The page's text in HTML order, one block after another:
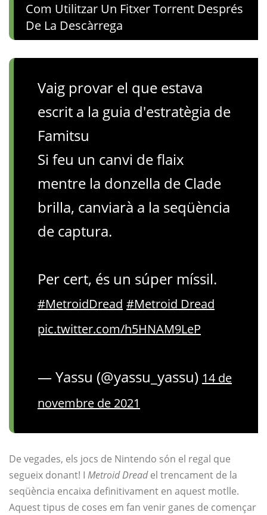
Com Utilitzar Un Fitxer Torrent Després
De La Descàrrega
Vaig provar el que estava
escrit a la guia d'estratègia de
Famitsu
Si feu un canvi de flaix
mentre la donzella de Clade
brilla, canviarà a la seqüència
de captura.
Per cert, és un súper míssil.
#MetroidDread #Metroid Dread
pic.twitter.com/h5HNAM9LeP
— Yassu (@yassu_yassu) 14 de
novembre de 2021
De vegades, els jocs de Nintendo són el regal que
segueix donant! I Metroid Dreadel trencament de la
seqüència encaixa definitivament en aquest motlle.
Aquest tipus de coses em fan venir ganes de començar